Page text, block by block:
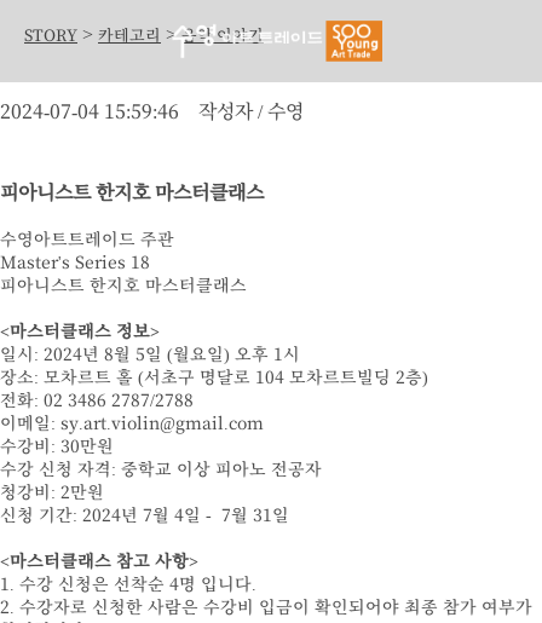
STORY > 카테고리 >음악 이야기
2024-07-04 15:59:46 작성자 / 수영
피아니스트 한지호 마스터클래스
수영아트트레이드 주관
Master's Series 18
피아니스트 한지호 마스터클래스
<마스터클래스 정보>
일시: 2024년 8월 5일 (월요일) 오후 1시
장소: 모차르트 홀 (서초구 명달로 104 모차르트빌딩 2층)
전화: 02 3486 2787/2788
이메일: sy.art.violin@gmail.com
수강비: 30만원
수강 신청 자격: 중학교 이상 피아노 전공자
청강비: 2만원
신청 기간: 2024년 7월 4일 - 7월 31일
<마스터클래스 참고 사항>
1. 수강 신청은 선착순 4명 입니다.
2. 수강자로 신청한 사람은 수강비 입금이 확인되어야 최종 참가 여부가